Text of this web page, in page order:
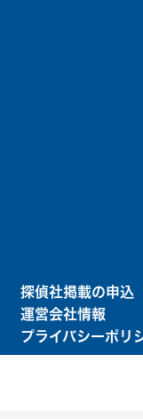
探偵社掲載の申込
運営会社情報
プライバシーポリ